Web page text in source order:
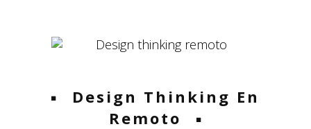
Design Thinking En
Remoto